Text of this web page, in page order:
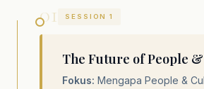
01 SESSION 1
The Future of People
Fokus: Mengapa People &